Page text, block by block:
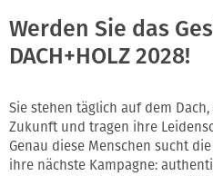
Werden Sie das
DACH+HOLZ 2028!
Sie stehen täglich auf dem
Zukunft und tragen ihre
Genau diese Menschen sucht
ihre nächste Kampagne: